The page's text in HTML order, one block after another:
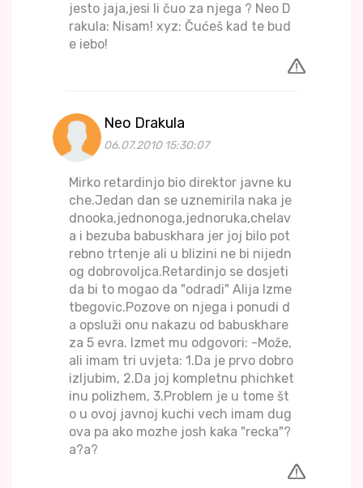
jesto jaja,jesi li čuo za njega ? Neo D
rakula: Nisam! xyz: Čućeš kad te bud
e iebo!
Neo Drakula
06.07.2010 15:30:07
Mirko retardinjo bio direktor javne ku
che.Jedan dan se uznemirila naka je
dnooka,jednonoga,jednoruka,chelav
a i bezuba babuskhara jer joj bilo pot
rebno trtenje ali u blizini ne bi nijedn
og dobrovoljca.Retardinjo se dosjeti
da bi to mogao da "odradi" Alija Izme
tbegovic.Pozove on njega i ponudi d
a opsluži onu nakazu od babuskhare
za 5 evra. Izmet mu odgovori: -Može,
ali imam tri uvjeta: 1.Da je prvo dobro
izljubim, 2.Da joj kompletnu phichket
inu polizhem, 3.Problem je u tome št
o u ovoj javnoj kuchi vech imam dug
ova pa ako mozhe josh kaka "recka"?
a?a?